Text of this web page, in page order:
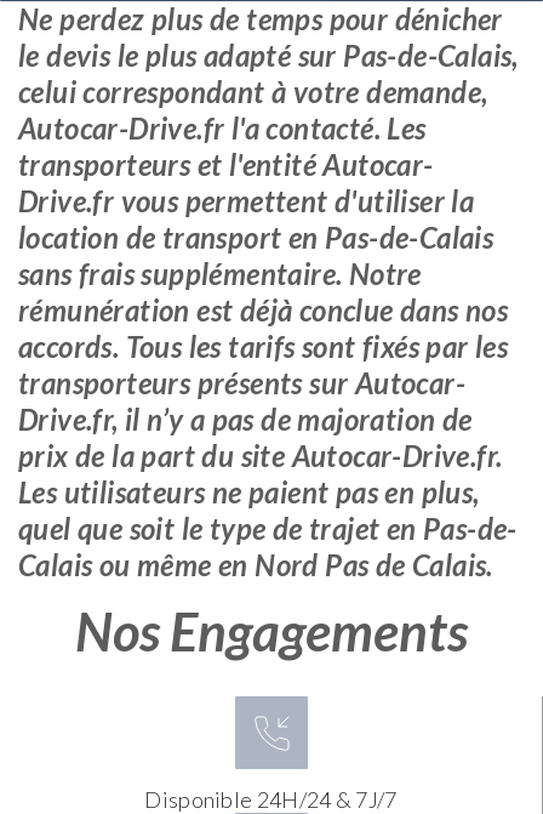
Ne perdez plus de temps pour dénicher
le devis le plus adapté sur Pas-de-Calais,
celui correspondant à votre demande,
Autocar-Drive.fr l'a contacté. Les
transporteurs et l'entité Autocar-
Drive.fr vous permettent d'utiliser la
location de transport en Pas-de-Calais
sans frais supplémentaire. Notre
rémunération est déjà conclue dans nos
accords. Tous les tarifs sont fixés par les
transporteurs présents sur Autocar-
Drive.fr, il n’y a pas de majoration de
prix de la part du site Autocar-Drive.fr.
Les utilisateurs ne paient pas en plus,
quel que soit le type de trajet en Pas-de-
Calais ou même en Nord Pas de Calais.
Nos Engagements
Disponible 24H/24 & 7J/7